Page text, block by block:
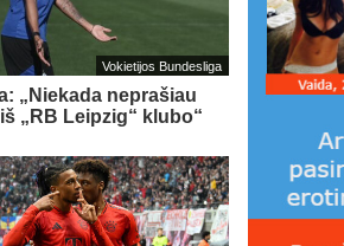
Vokietijos Bundesliga
„Niekada neprašiau
„RB Leipzig“ klubo“